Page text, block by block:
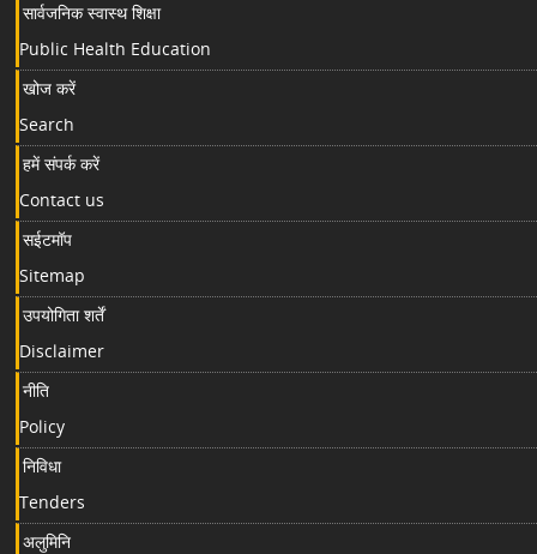
सार्वजनिक स्वास्थ शिक्षा
Public Health Education
खोज करें
Search
हमें संपर्क करें
Contact us
सईटमॉप
Sitemap
उपयोगिता शर्तें
Disclaimer
नीति
Policy
निविधा
Tenders
अलुमिनि